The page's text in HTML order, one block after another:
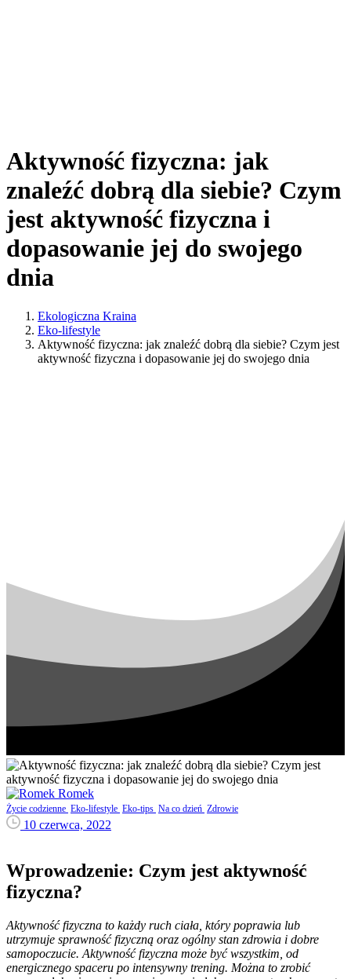
Aktywność fizyczna: jak
znaleźć dobrą dla siebie? Czym
jest aktywność fizyczna i
dopasowanie jej do swojego
dnia
Ekologiczna Kraina
Eko-lifestyle
Aktywność fizyczna: jak znaleźć dobrą dla siebie? Czym jest
aktywność fizyczna i dopasowanie jej do swojego dnia
Romek
Życie codzienne Eko-lifestyle Eko-tips Na co dzień Zdrowie
10 czerwca, 2022
Wprowadzenie: Czym jest aktywność
fizyczna?
Aktywność fizyczna to każdy ruch ciała, który poprawia lub
utrzymuje sprawność fizyczną oraz ogólny stan zdrowia i dobre
samopoczucie. Aktywność fizyczna może być wszystkim, od
energicznego spaceru po intensywny trening. Można to zrobić